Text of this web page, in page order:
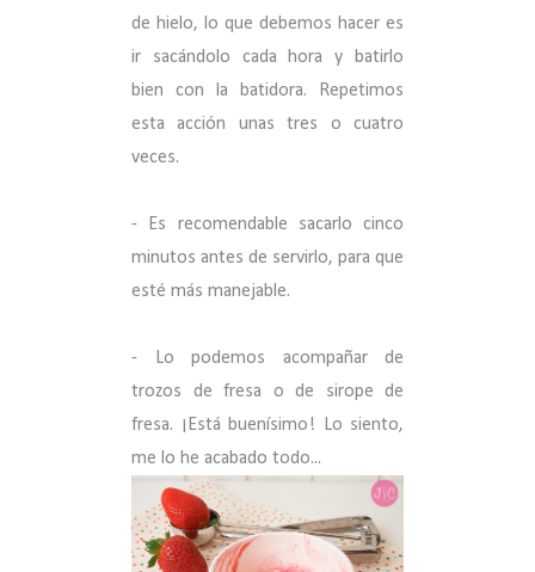
de hielo, lo que debemos hacer es
ir sacándolo cada hora y batirlo
bien con la batidora. Repetimos
esta acción unas tres o cuatro
veces.
- Es recomendable sacarlo cinco
minutos antes de servirlo, para que
esté más manejable.
- Lo podemos acompañar de
trozos de fresa o de sirope de
fresa. ¡Está buenísimo! Lo siento,
me lo he acabado todo...